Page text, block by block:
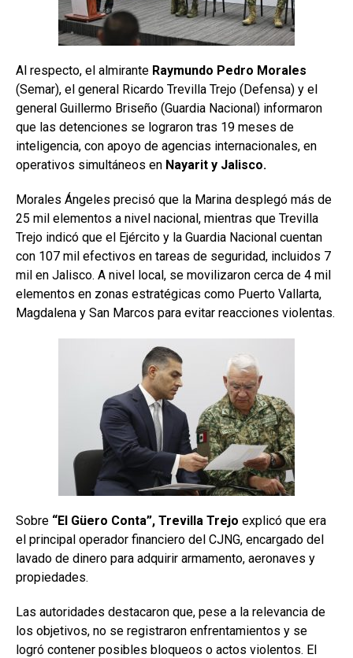
Al respecto, el almirante Raymundo Pedro Morales
(Semar), el general Ricardo Trevilla Trejo (Defensa) y el
general Guillermo Briseño (Guardia Nacional) informaron
que las detenciones se lograron tras 19 meses de
inteligencia, con apoyo de agencias internacionales, en
operativos simultáneos en Nayarit y Jalisco.
Morales Ángeles precisó que la Marina desplegó más de
25 mil elementos a nivel nacional, mientras que Trevilla
Trejo indicó que el Ejército y la Guardia Nacional cuentan
con 107 mil efectivos en tareas de seguridad, incluidos 7
mil en Jalisco. A nivel local, se movilizaron cerca de 4 mil
elementos en zonas estratégicas como Puerto Vallarta,
Magdalena y San Marcos para evitar reacciones violentas.
Sobre “El Güero Conta”, Trevilla Trejo explicó que era
el principal operador financiero del CJNG, encargado del
lavado de dinero para adquirir armamento, aeronaves y
propiedades.
Las autoridades destacaron que, pese a la relevancia de
los objetivos, no se registraron enfrentamientos y se
logró contener posibles bloqueos o actos violentos. El